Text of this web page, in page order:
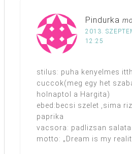
Pindurka
2013.
12:25
stilus: puha kenyelmes
cuccok(meg egy het
holnaptol a Hargita)
ebed:becsi szelet ,sima
paprika
vacsora: padlizsan
motto: „Dream is my